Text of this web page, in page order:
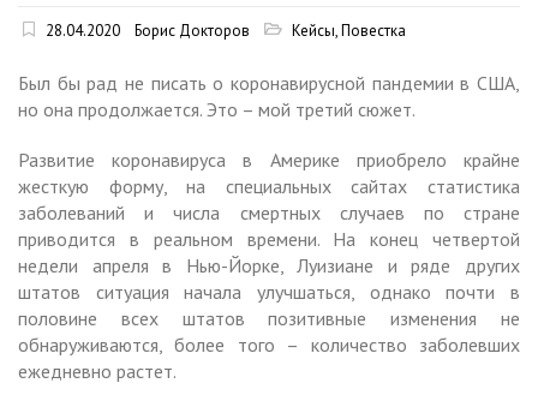
28.04.2020 Борис Докторов Кейсы,Повестка
Был бы рад не писать о коронавирусной пандемии в США,
но она продолжается. Это – мой третий сюжет.
Развитие коронавируса в Америке приобрело крайне
жесткую форму, на специальных сайтах статистика
заболеваний и числа смертных случаев по стране
приводится в реальном времени. На конец четвертой
недели апреля в Нью-Йорке, Луизиане и ряде других
штатов ситуация начала улучшаться, однако почти в
половине всех штатов позитивные изменения не
обнаруживаются, более того – количество заболевших
ежедневно растет.